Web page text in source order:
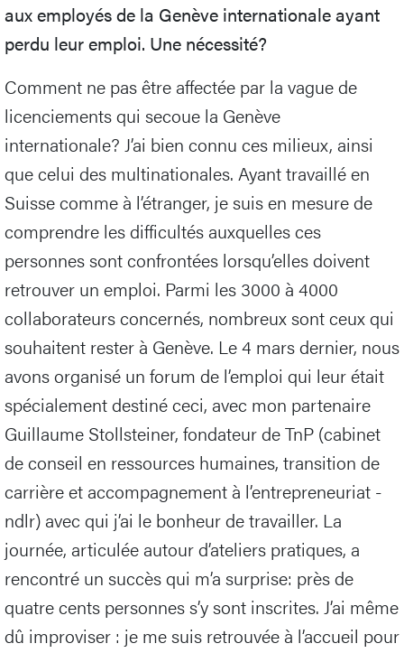
aux employés de la Genève internationale ayant
perdu leur emploi. Une nécessité?
Comment ne pas être affectée par la vague de
licenciements qui secoue la Genève
internationale? J’ai bien connu ces milieux, ainsi
que celui des multinationales. Ayant travaillé en
Suisse comme à l’étranger, je suis en mesure de
comprendre les difficultés auxquelles ces
personnes sont confrontées lorsqu’elles doivent
retrouver un emploi. Parmi les 3000 à 4000
collaborateurs concernés, nombreux sont ceux qui
souhaitent rester à Genève. Le 4 mars dernier, nous
avons organisé un forum de l’emploi qui leur était
spécialement destiné ceci, avec mon partenaire
Guillaume Stollsteiner, fondateur de TnP (cabinet
de conseil en ressources humaines, transition de
carrière et accompagnement à l’entrepreneuriat -
ndlr) avec qui j’ai le bonheur de travailler. La
journée, articulée autour d’ateliers pratiques, a
rencontré un succès qui m’a surprise: près de
quatre cents personnes s’y sont inscrites. J’ai même
dû improviser : je me suis retrouvée à l’accueil pour